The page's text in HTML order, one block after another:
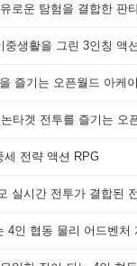
로운 탐험을 결합한 판
생활을 그린 3인칭 액
즐기는 오픈월드 아케
타겟 전투를 즐기는 오
세 전략 액션 RPG
실시간 전투가 결합된
4인 협동 물리 어드벤처